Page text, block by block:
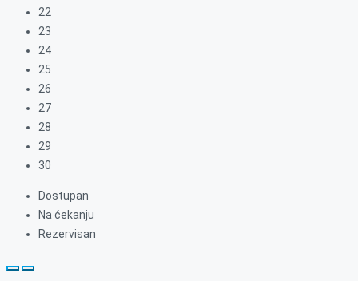
22
23
24
25
26
27
28
29
30
Dostupan
Na ćekanju
Rezervisan